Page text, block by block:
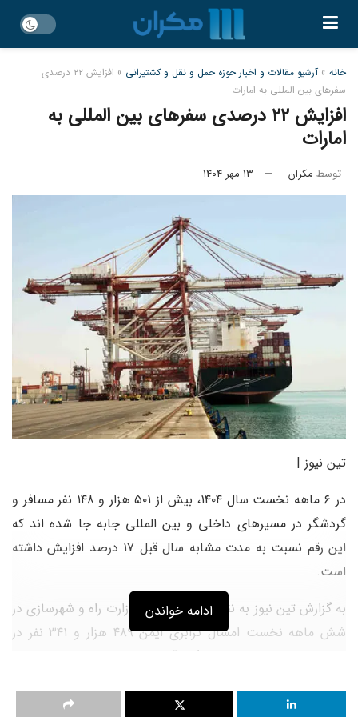
خانه » آرشیو مقالات و اخبار حوزه حمل و نقل و کشتیرانی »
افزایش ۲۲ درصدی
سفرهای بین المللی به امارات
افزایش ۲۲ درصدی سفرهای بین المللی به
امارات
توسط مکران ۱۳ مهر ۱۴۰۴
تین نیوز |
در ۶ ماهه نخست سال ۱۴۰۴، بیش از ۵۰۱ هزار و ۱۴۸ نفر مسافر و
گردشگر در مسیرهای داخلی و بین المللی جابه جا شده اند که
این رقم نسبت به مدت مشابه سال قبل ۱۷ درصد افزایش داشته
است.
به گزارش تین نیوز به نقل از پایگاه خبری وزارت راه و شهرسازی در
شش ماهه نخست امسال ترابری ایمن ۴۸۹ هزار و ۳۴۱ نفر در
مسیرهای داخلی از بنادر لنگه، آفتاب و چارک به جزایر کیش،
همراه بود انجام شد.
ادامه خواندن